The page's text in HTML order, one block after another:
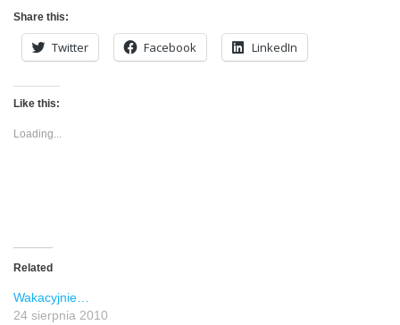
Share this:
Twitter Facebook LinkedIn
Like this:
Loading...
Related
Wakacyjnie…
24 sierpnia 2010